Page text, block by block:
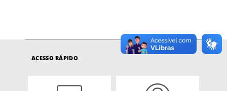
ACESSO RÁPIDO